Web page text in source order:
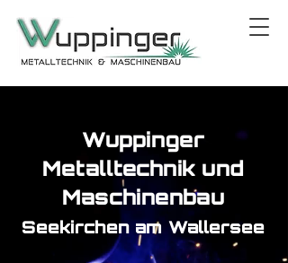
Wuppinger
Metalltechnik und
Maschinenbau
Seekirchen am Wallersee